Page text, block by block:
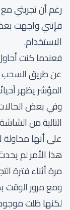
رغم أن تجربتي
فإنني واجهت
الاستخدام.
فعندما كنت
عن طريق السحب
المؤشر يظهر
وفي بعض
التالية من
على أنها
هذا الأمر لم
مرة أثناء فترة
ومع مرور الوقت
لكنها ظلت